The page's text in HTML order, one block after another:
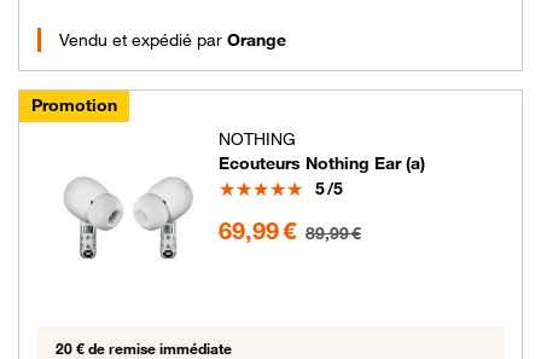
Vendu et expédié par Orange
Promotion
NOTHING
Ecouteurs Nothing Ear (a)
Note
5/5
69,99 € 89,99 €
20 € de remise immédiate